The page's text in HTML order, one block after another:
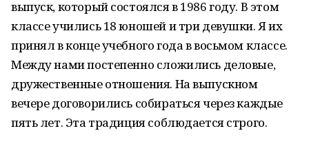
выпуск, который состоялся в 1986 году. В этом
классе учились 18 юношей и три девушки. Я их
принял в конце учебного года в восьмом классе.
Между нами постепенно сложились деловые,
дружественные отношения. На выпускном
вечере договорились собираться через каждые
пять лет. Эта традиция соблюдается строго.